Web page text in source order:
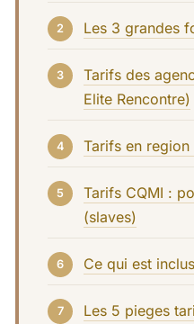
Les 3 grandes
Tarifs des
Elite Rencontre)
Tarifs en
Tarifs CQMI :
(slaves)
Ce qui est
Les 5 pieges